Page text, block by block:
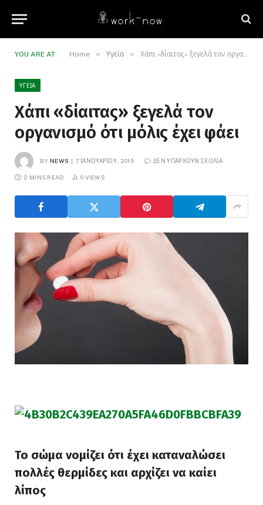
YOU ARE AT: Home » Υγεία » Χάπι «δίαιτας» ξεγελά τον οργανισμό ότι μόλις έχει φάει
ΥΓΕΊΑ
Χάπι «δίαιτας» ξεγελά τον
οργανισμό ότι μόλις έχει φάει
BY NEWS 7 ΙΑΝΟΥΑΡΊΟΥ, 2015 ΔΕΝ ΥΠΆΡΧΟΥΝ ΣΧΌΛΙΑ
2 MINS READ 0 VIEWS
Το σώμα νομίζει ότι έχει καταναλώσει
πολλές θερμίδες και αρχίζει να καίει
λίπος